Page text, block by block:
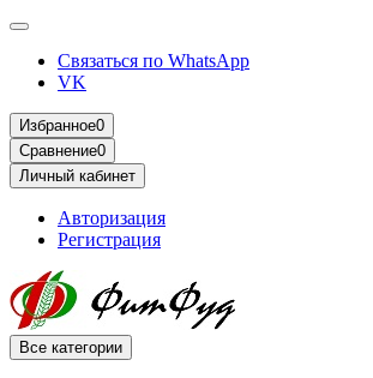
Связаться по WhatsApp
VK
Избранное0
Сравнение0
Личный кабинет
Авторизация
Регистрация
Все категории